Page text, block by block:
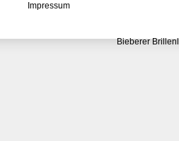
Impressum
Bieberer